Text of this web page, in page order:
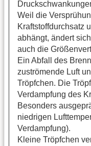
Weil die
Kraftstoffdurchsatz
abhängt, ändert
auch die
Ein Abfall des
zuströmende Luft
Tröpfchen. Die
Verdampfung des
Besonders
niedrigen
Verdampfung).
Kleine Tröpfchen